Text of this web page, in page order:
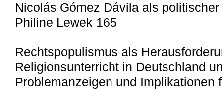
Nicolás Gómez Dávila als
Philine Lewek 165
Rechtspopulismus als
Religionsunterricht in Deutschland
Problemanzeigen und Implikationen